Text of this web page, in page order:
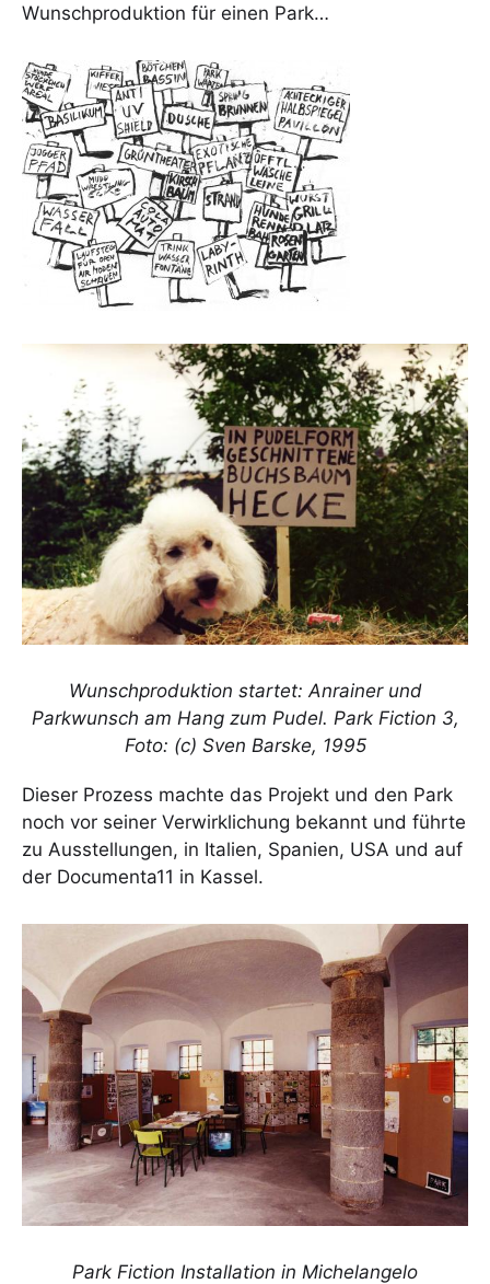
Wunschproduktion für einen Park…
Wunschproduktion startet: Anrainer und
Parkwunsch am Hang zum Pudel. Park Fiction 3,
Foto: (c) Sven Barske, 1995
Dieser Prozess machte das Projekt und den Park
noch vor seiner Verwirklichung bekannt und führte
zu Ausstellungen, in Italien, Spanien, USA und auf
der Documenta11 in Kassel.
Park Fiction Installation in Michelangelo